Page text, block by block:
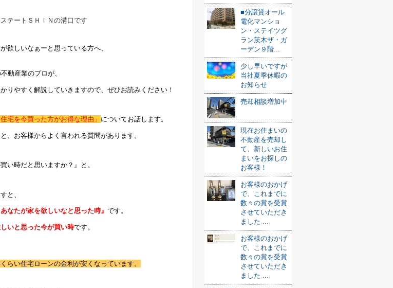
テートＳＨＩＮの溝口です
欲しいなぁーと思っている方へ、
動産業のプロが、
りやすく解説していきますので、ぜひお読みください！
宅を今買った方がお得な理由」 についてお話します。
、お客様からよく言われる質問があります。
い時だと思いますか？』と。
と、
なたが家を欲しいなと思った時』 です。
いと思った今が買い時です。
らい住宅ローンの金利が安くなっています。
■分譲貸オール
電化マンショ
ン・ステイツグ
ラン茨木ザ・ガ
ーデン９階...
少し早いですが
当社夏季休暇の
お知らせ
売却相談増加中
現在お住まいの
不動産を売却し
て、新しいお住
まいをお探しの
お客様！
お客様のおかげ
で、これまでに
数々の賞を受賞
させていただき
ました ...
お客様のおかげ
で、これまでに
数々の賞を受賞
させていただき
ました ...